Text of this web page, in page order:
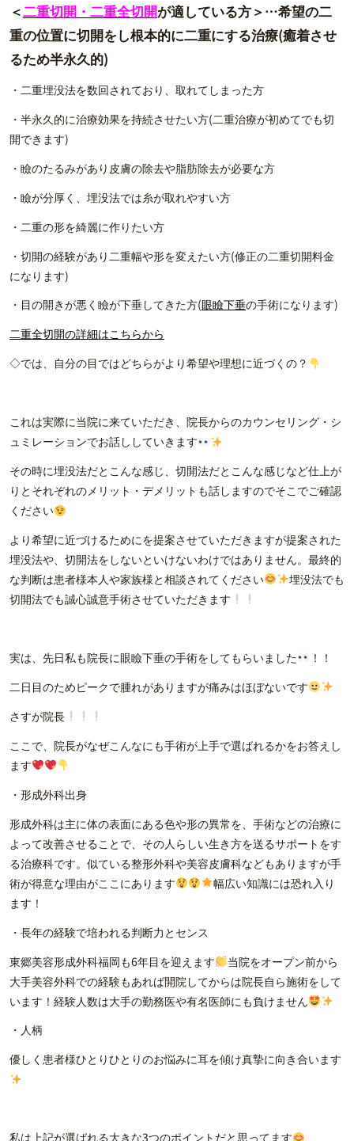
＜二重切開・二重全切開が適している方＞…希望の二
重の位置に切開をし根本的に二重にする治療(癒着させ
るため半永久的)
・二重埋没法を数回されており、取れてしまった方
・半永久的に治療効果を持続させたい方(二重治療が初めてでも切
開できます)
・瞼のたるみがあり皮膚の除去や脂肪除去が必要な方
・瞼が分厚く、埋没法では糸が取れやすい方
・二重の形を綺麗に作りたい方
・切開の経験があり二重幅や形を変えたい方(修正の二重切開料金
になります)
・目の開きが悪く瞼が下垂してきた方(眼瞼下垂の手術になります)
二重全切開の詳細はこちらから
◇では、自分の目ではどちらがより希望や理想に近づくの？
これは実際に当院に来ていただき、院長からのカウンセリング・シ
ュミレーションでお話ししていきます
その時に埋没法だとこんな感じ、切開法だとこんな感じなど仕上が
りとそれぞれのメリット・デメリットも話しますのでそこでご確認
ください
より希望に近づけるためにを提案させていただきますが提案された
埋没法や、切開法をしないといけないわけではありません。最終的
な判断は患者様本人や家族様と相談されてください
埋没法でも
切開法でも誠心誠意手術させていただきます
実は、先日私も院長に眼瞼下垂の手術をしてもらいました
！！
二日目のためピークで腫れがありますが痛みはほぼないです
さすが院長
ここで、院長がなぜこんなにも手術が上手で選ばれるかをお答えし
ます
・形成外科出身
形成外科は主に体の表面にある色や形の異常を、手術などの治療に
よって改善させることで、その人らしい生き方を送るサポートをす
る治療科です。似ている整形外科や美容皮膚科などもありますが手
術が得意な理由がここにあります
幅広い知識には恐れ入り
ます！
・長年の経験で培われる判断力とセンス
東郷美容形成外科福岡も6年目を迎えます
当院をオープン前から
大手美容外科での経験もあれば開院してからは院長自ら施術をして
います！経験人数は大手の勤務医や有名医師にも負けません
・人柄
優しく患者様ひとりひとりのお悩みに耳を傾け真摯に向き合います
私は上記が選ばれる大きな3つのポイントだと思ってます